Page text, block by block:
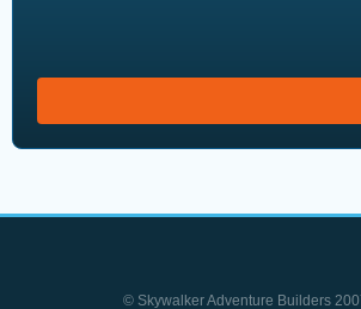
© Skywalker Adventure Builders